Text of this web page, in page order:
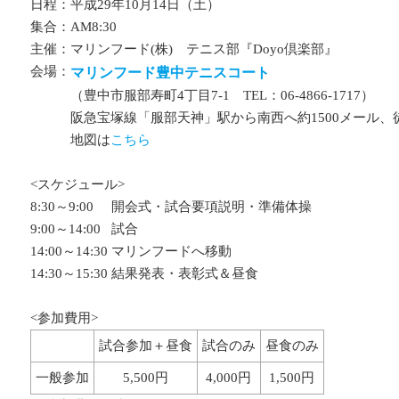
日程：
集合：
主催：
会場：
平成29年10月14日（土）
AM8:30
マリンフード(株) テニス部『Doyo倶楽部』
マリンフード豊中テニスコート
（豊中市服部寿町4丁目7-1 TEL：06-4866-1717）
阪急宝塚線「服部天神」駅から南西へ約1500メール、
地図はこちら
<スケジュール>
8:30～9:00
9:00～14:00
14:00～14:30
14:30～15:30
開会式・試合要項説明・準備体操
試合
マリンフードへ移動
結果発表・表彰式＆昼食
<参加費用>
試合参加＋昼食
試合のみ 昼食のみ
一般参加 5,500円 4,000円
1,500円